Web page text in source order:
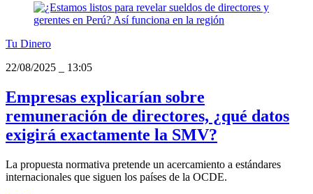
Tu Dinero
22/08/2025
13:05
Empresas explicarían sobre
remuneración de directores, ¿qué datos
exigirá exactamente la SMV?
La propuesta normativa pretende un acercamiento a estándares
internacionales que siguen los países de la OCDE.